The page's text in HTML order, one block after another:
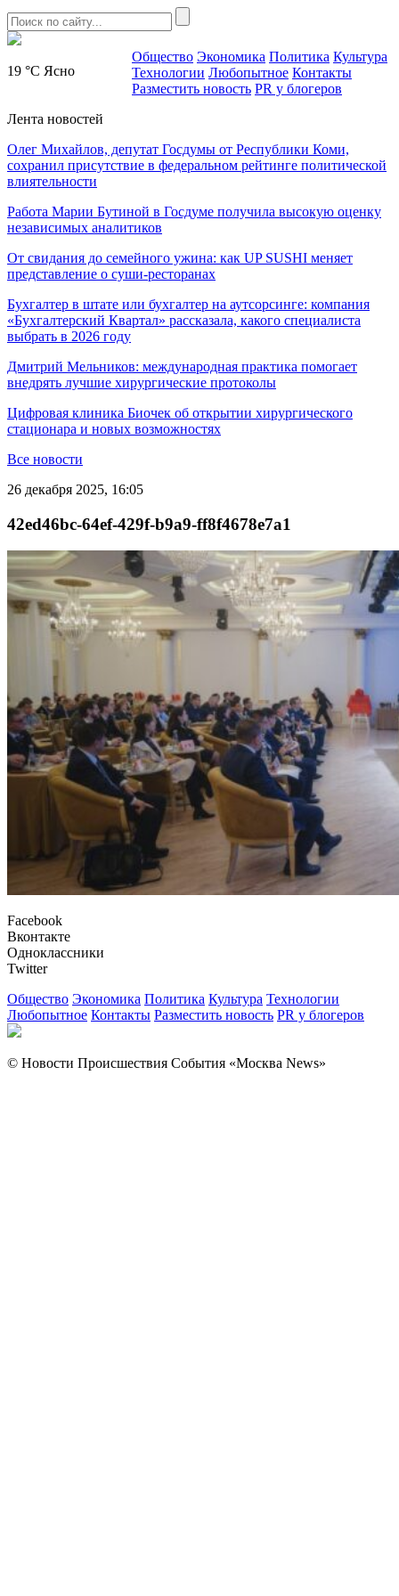
19 °C Ясно
Общество Экономика Политика Культура
Технологии Любопытное Контакты
Разместить новость PR у блогеров
Лента новостей
Олег Михайлов, депутат Госдумы от Республики Коми,
сохранил присутствие в федеральном рейтинге политической
влиятельности
Работа Марии Бутиной в Госдуме получила высокую оценку
независимых аналитиков
От свидания до семейного ужина: как UP SUSHI меняет
представление о суши-ресторанах
Бухгалтер в штате или бухгалтер на аутсорсинге: компания
«Бухгалтерский Квартал» рассказала, какого специалиста
выбрать в 2026 году
Дмитрий Мельников: международная практика помогает
внедрять лучшие хирургические протоколы
Цифровая клиника Биочек об открытии хирургического
стационара и новых возможностях
Все новости
26 декабря 2025, 16:05
42ed46bc-64ef-429f-b9a9-ff8f4678e7a1
Facebook
Вконтакте
Одноклассники
Twitter
Общество Экономика Политика Культура Технологии
Любопытное Контакты Разместить новость PR у блогеров
© Новости Происшествия События «Москва News»